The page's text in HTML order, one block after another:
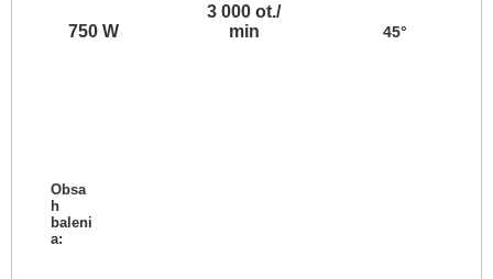
750 W
3 000 ot./
min
45°
Obsa
h
baleni
a: